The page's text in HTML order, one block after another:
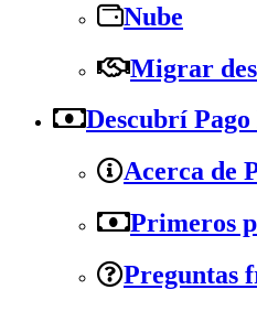
Nube
Migrar
Descubrí Pago
Acerca de
Primeros
Preguntas